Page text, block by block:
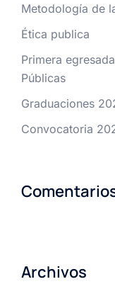
Metodología de
Ética publica
Primera
Públicas
Graduaciones
Convocatoria
Archivos